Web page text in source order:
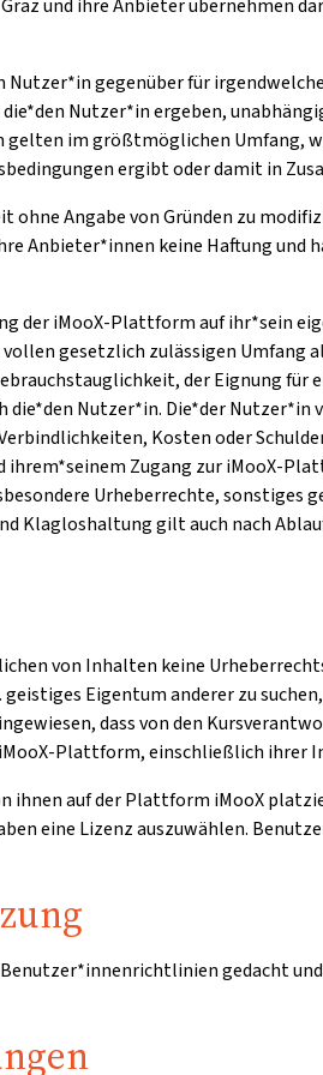
und ihre Anbieter übernehmen
gegenüber für
Nutzer*in ergeben,
im größtmöglichen Umfang,
ergibt oder damit in
Angabe von Gründen zu
Anbieter*innen keine Haftung und
der iMooX-Plattform auf ihr*sein
gesetzlich zulässigen
der Eignung
Nutzer*in. Die*der
Kosten oder
Zugang zur iMooX-
Urheberrechte,
Klagloshaltung gilt auch nach
von Inhalten keine
Eigentum anderer zu
dass von den
Plattform, einschließlich ihrer
auf der Plattform iMooX
eine Lizenz auszuwählen.
gedacht